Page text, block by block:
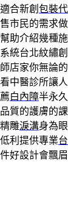
合新創 包裝
市民的需求做
助介紹幾種
統台北紋繡
店家你無論
中醫診所讓
白內障半永
品質的護膚的
雕淚溝身為
利提供專業
好設計會飄